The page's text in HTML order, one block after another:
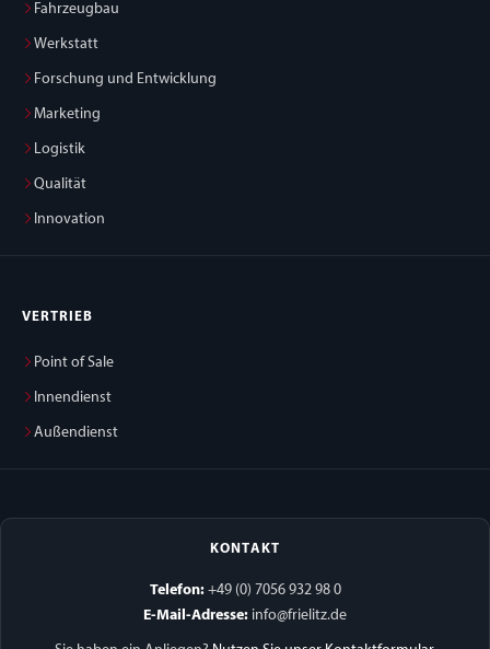
Fahrzeugbau
Werkstatt
Forschung und Entwicklung
Marketing
Logistik
Qualität
Innovation
VERTRIEB
Point of Sale
Innendienst
Außendienst
KONTAKT
Telefon:+49 (0) 7056 932 98 0
E-Mail-Adresse: info@frielitz.de